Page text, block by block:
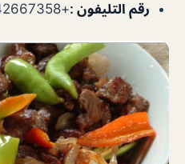
رقم التليفون :+97142667358